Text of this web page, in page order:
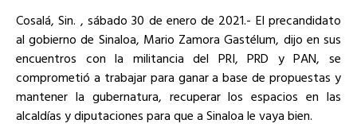
Cosalá, Sin. , sábado 30 de enero de 2021.- El precandidato
al gobierno de Sinaloa, Mario Zamora Gastélum, dijo en sus
encuentros con la militancia del PRI, PRD y PAN, se
comprometió a trabajar para ganar a base de propuestas y
mantener la gubernatura, recuperar los espacios en las
alcaldías y diputaciones para que a Sinaloa le vaya bien.